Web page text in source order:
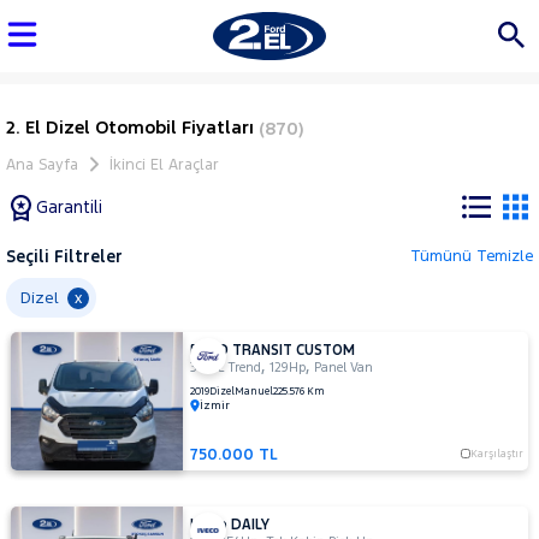
2. El Dizel Otomobil Fiyatları (870)
Ana Sayfa İkinci El Araçlar
Garantili
Tüm
Araçlar
AUDI
BMC
BMW
BYD
Seçili Filtreler Tümünü Temizle
Dizel x
FORD TRANSIT CUSTOM
340 L Trend ,129Hp, Panel Van
2019DizelManuel225.576 Km
İzmir
750.000 TL Karşılaştır
Iveco DAILY